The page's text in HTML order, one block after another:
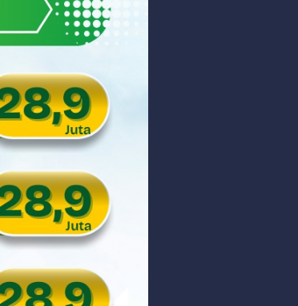
Tinggi Sumbar